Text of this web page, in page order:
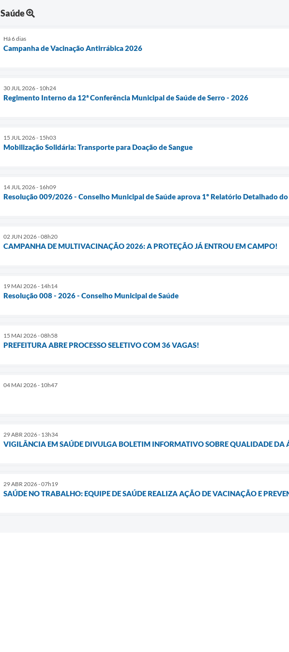
Saúde
Há 6 dias
Campanha de Vacinação Antirrábica 2026
30 JUL 2026 - 10h24
Regimento Interno da 12ª Conferência Municipal de Saúde de Serro - 2026
15 JUL 2026 - 15h03
Mobilização Solidária: Transporte para Doação de Sangue
14 JUL 2026 - 16h09
Resolução 009/2026 - Conselho Municipal de Saúde aprova 1º Relatório Detalhado
02 JUN 2026 - 08h20
CAMPANHA DE MULTIVACINAÇÃO 2026: A PROTEÇÃO JÁ ENTROU EM CAMPO!
19 MAI 2026 - 14h14
Resolução 008 - 2026 - Conselho Municipal de Saúde
15 MAI 2026 - 08h58
PREFEITURA ABRE PROCESSO SELETIVO COM 36 VAGAS!
04 MAI 2026 - 10h47
29 ABR 2026 - 13h34
VIGILÂNCIA EM SAÚDE DIVULGA BOLETIM INFORMATIVO SOBRE QUALIDADE DA
29 ABR 2026 - 07h19
SAÚDE NO TRABALHO: EQUIPE DE SAÚDE REALIZA AÇÃO DE VACINAÇÃO E